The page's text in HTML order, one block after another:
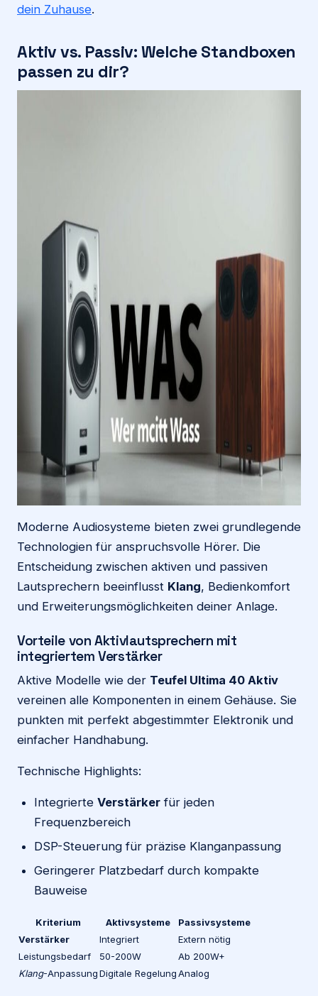
dein Zuhause.
Aktiv vs. Passiv: Welche Standboxen
passen zu dir?
Moderne Audiosysteme bieten zwei grundlegende
Technologien für anspruchsvolle Hörer. Die
Entscheidung zwischen aktiven und passiven
Lautsprechern beeinflusst Klang, Bedienkomfort
und Erweiterungsmöglichkeiten deiner Anlage.
Vorteile von Aktivlautsprechern mit
integriertem Verstärker
Aktive Modelle wie der Teufel Ultima 40 Aktiv
vereinen alle Komponenten in einem Gehäuse. Sie
punkten mit perfekt abgestimmter Elektronik und
einfacher Handhabung.
Technische Highlights:
Integrierte Verstärker für jeden
Frequenzbereich
DSP-Steuerung für präzise Klanganpassung
Geringerer Platzbedarf durch kompakte
Bauweise
Kriterium Aktivsysteme
Passivsysteme
Verstärker
Integriert
Extern nötig
Leistungsbedarf
50-200W
Ab 200W+
Klang-AnpassungDigitale RegelungAnalog